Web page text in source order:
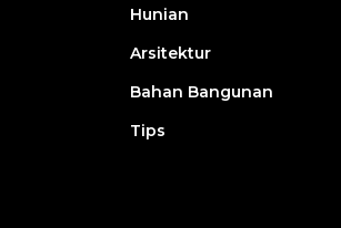
Hunian
Arsitektur
Bahan Bangunan
Tips